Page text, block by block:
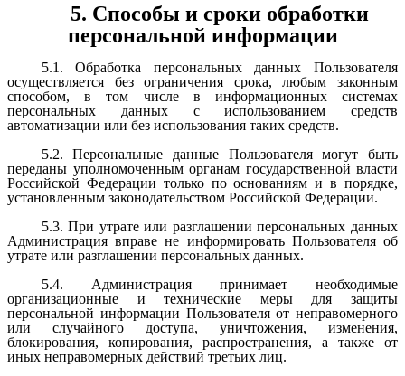
5. Способы и сроки обработки
персональной информации
5.1. Обработка персональных данных Пользователя
осуществляется без ограничения срока, любым законным
способом, в том числе в информационных системах
персональных данных с использованием средств
автоматизации или без использования таких средств.
5.2. Персональные данные Пользователя могут быть
переданы уполномоченным органам государственной власти
Российской Федерации только по основаниям и в порядке,
установленным законодательством Российской Федерации.
5.3. При утрате или разглашении персональных данных
Администрация вправе не информировать Пользователя об
утрате или разглашении персональных данных.
5.4. Администрация принимает необходимые
организационные и технические меры для защиты
персональной информации Пользователя от неправомерного
или случайного доступа, уничтожения, изменения,
блокирования, копирования, распространения, а также от
иных неправомерных действий третьих лиц.